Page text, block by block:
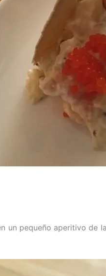
un pequeño aperitivo